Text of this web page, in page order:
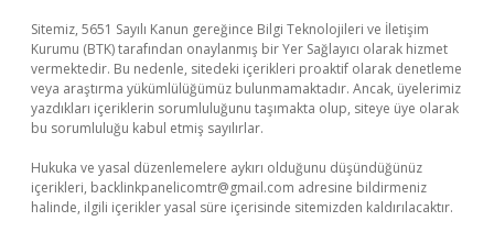
Sitemiz, 5651 Sayılı Kanun gereğince Bilgi Teknolojileri ve İletişim
Kurumu (BTK) tarafından onaylanmış bir Yer Sağlayıcı olarak hizmet
vermektedir. Bu nedenle, sitedeki içerikleri proaktif olarak denetleme
veya araştırma yükümlülüğümüz bulunmamaktadır. Ancak, üyelerimiz
yazdıkları içeriklerin sorumluluğunu taşımakta olup, siteye üye olarak
bu sorumluluğu kabul etmiş sayılırlar.
Hukuka ve yasal düzenlemelere aykırı olduğunu düşündüğünüz
içerikleri, backlinkpanelicomtr@gmail.com adresine bildirmeniz
halinde, ilgili içerikler yasal süre içerisinde sitemizden kaldırılacaktır.